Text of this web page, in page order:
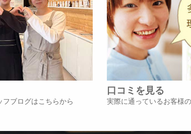
ブログはこちらから
口コミを見る
実際に通っているお客様